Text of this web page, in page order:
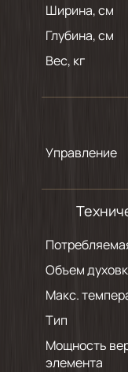
Ширина, см
Глубина, см
Вес, кг
Управление
Объем
Макс.
Тип
Мощность
элемента